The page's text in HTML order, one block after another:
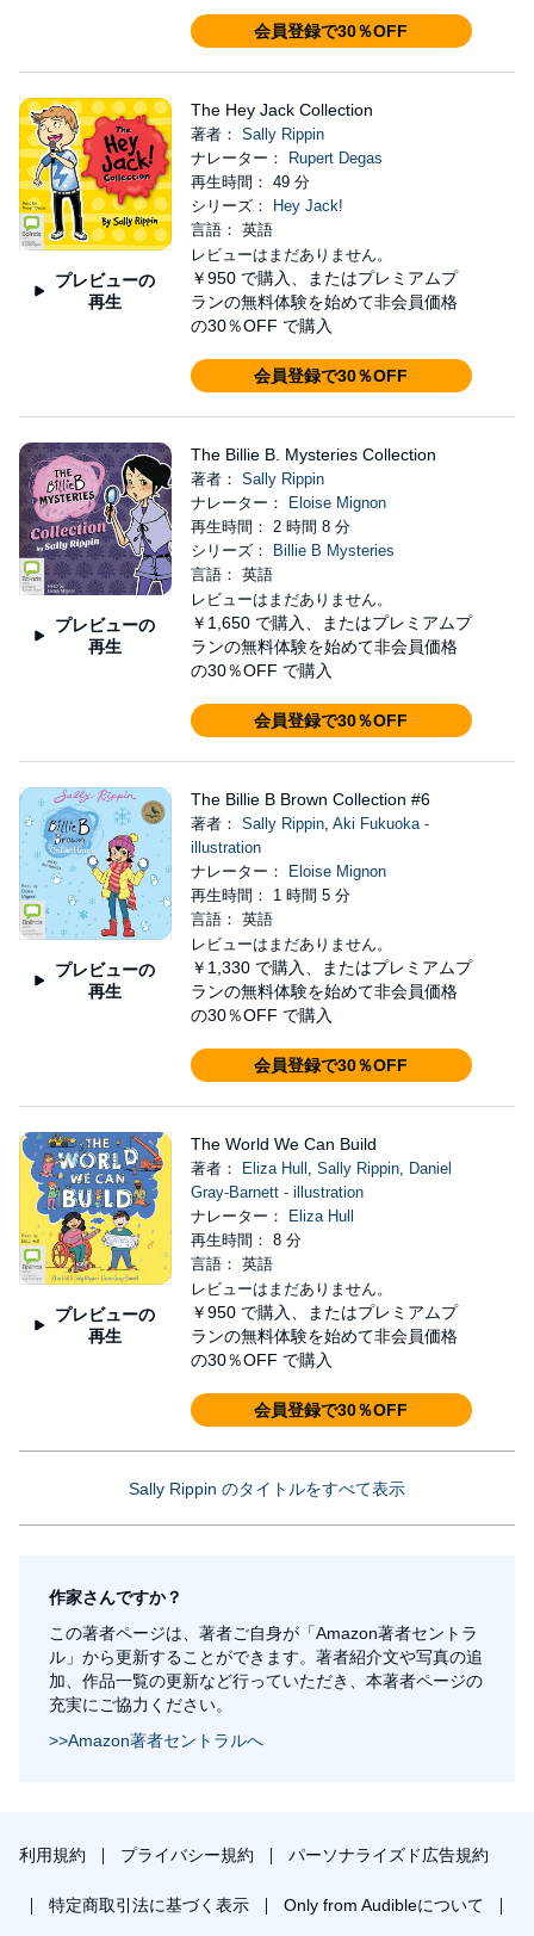
会員登録で30％OFF
プレビューの
再生
The Hey Jack Collection
著者： Sally Rippin
ナレーター：
Rupert Degas
再生時間： 49 分
シリーズ：
Hey Jack!
言語： 英語
レビューはまだありません。
￥950 で購入、またはプレミアムプ
ランの無料体験を始めて非会員価格
の30％OFF で購入
会員登録で30％OFF
プレビューの
再生
The Billie B. Mysteries Collection
著者： Sally Rippin
ナレーター：
Eloise Mignon
再生時間： 2 時間 8 分
シリーズ：
Billie B Mysteries
言語： 英語
レビューはまだありません。
￥1,650 で購入、またはプレミアムプ
ランの無料体験を始めて非会員価格
の30％OFF で購入
会員登録で30％OFF
プレビューの
再生
The Billie B Brown Collection #6
著者： Sally Rippin, Aki Fukuoka -
illustration
ナレーター：
Eloise Mignon
再生時間： 1 時間 5 分
言語： 英語
レビューはまだありません。
￥1,330 で購入、またはプレミアムプ
ランの無料体験を始めて非会員価格
の30％OFF で購入
会員登録で30％OFF
プレビューの
再生
The World We Can Build
著者： Eliza Hull , Sally Rippin, Daniel
Gray-Barnett - illustration
ナレーター：
Eliza Hull
再生時間： 8 分
言語： 英語
レビューはまだありません。
￥950 で購入、またはプレミアムプ
ランの無料体験を始めて非会員価格
の30％OFF で購入
会員登録で30％OFF
Sally Rippin のタイトルをすべて表示
作家さんですか？
この著者ページは、著者ご自身が「Amazon著者セントラ
ル」から更新することができます。著者紹介文や写真の追
加、作品一覧の更新など行っていただき、本著者ページの
充実にご協力ください。
>>Amazon著者セントラルへ
利用規約 プライバシー規約 パーソナライズド広告規約
特定商取引法に基づく表示 Only from Audibleについて